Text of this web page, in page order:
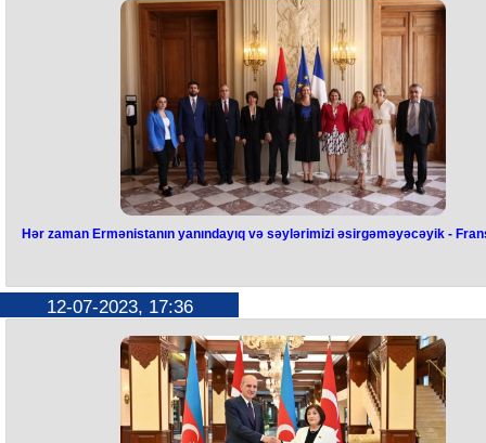
Ukraynadan taxılın daşınması üçün nəzərdə tutulan sazişin
yenidən uzadılması üçün danışıqlar davam edir. Bunu Türkiyə
Rəcəb Tayyib Ərdoğan NATO-nun Vilnüs sammitinin yekunlarını
dəyərləndirərkən deyib.
Ərdoğan bildirib ki, Ukrayna Prezidenti Volodimir Zelenski sazişin
uzadılmasına tərəfdardır. Onun sözlərinə görə, Rusiya Prezidenti
Putinin də sazişlə bağlı təklifləri var. Ərdoğan bu kimi məsələlərin
üzərində çalışacaqlarını vurğulayıb.
yanındayıq və səylərimizi
əsirgəməyəcəyik - Fransa spikeri
Ermənistan parlamentinin sədri Alen Simonyanın rəhbərlik etdiyi
nümayəndə heyəti Fransa Respublikası Milli Assambleyasının sədri
Braun-Pivet ilə görüşüb. Bu barədə Ermənistan mətbuatı məlumat
Bildirilib ki, həmkarlar Ermənistan-Fransa parlamentlərarası
əməkdaşlığının yüksək səviyyəsindən məmnunluq ifadə ediblər. "Biz
həmişə Ermənistanın yanındayıq. Bundan sonra da səylərimizi
Hər zaman Ermənistanın yanındayıq və səylərimizi əsirgəməyəcəyik -
12-07-2023, 17:36